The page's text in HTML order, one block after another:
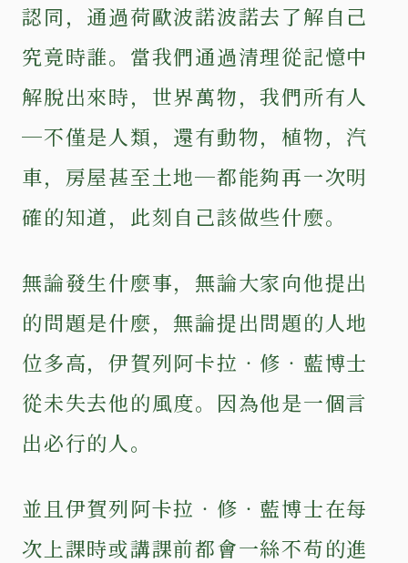
認同，通過荷歐波諾波諾去了解自己
究竟時誰。當我們通過清理從記憶中
解脫出來時，世界萬物，我們所有人
─不僅是人類，還有動物，植物，汽
車，房屋甚至土地─都能夠再一次明
確的知道，此刻自己該做些什麼。
無論發生什麼事，無論大家向他提出
的問題是什麼，無論提出問題的人地
位多高，伊賀列阿卡拉‧修‧藍博士
從未失去他的風度。因為他是一個言
出必行的人。
並且伊賀列阿卡拉‧修‧藍博士在每
次上課時或講課前都會一絲不苟的進